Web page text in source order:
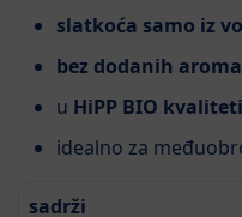
slatkoća samo iz
bez dodanih aroma
u HiPP BIO kvaliteti
idealno za
sadrži